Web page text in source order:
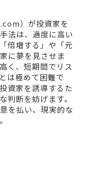
）が投資家を
法は、過度に高い
倍増する」や「元
に夢を見させま
く、短期間でリス
は極めて困難で
資家を誘導するた
判断を妨げます。
を払い、現実的な